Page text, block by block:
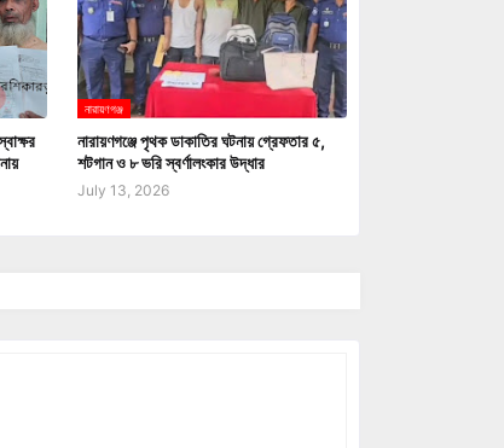
নারায়ণগঞ্জ
নারায়ণগঞ্জে পৃথক ডাকাতির ঘটনায় গ্রেফতার ৫,
শটগান ও ৮ ভরি স্বর্ণালংকার উদ্ধার
July 13, 2026